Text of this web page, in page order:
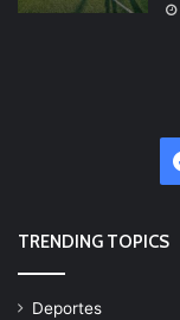
TRENDING TOPICS
Deportes